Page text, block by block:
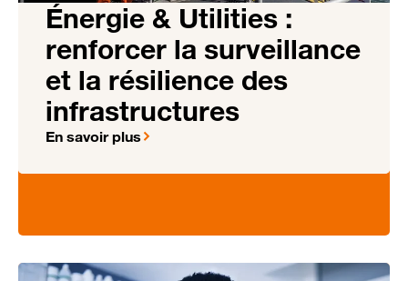
Énergie & Utilities :
renforcer la surveillance
et la résilience des
infrastructures
En savoir plus